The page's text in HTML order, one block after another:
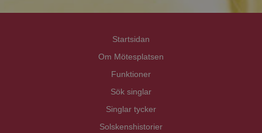
Startsidan
Om Mötesplatsen
Funktioner
Sök singlar
Singlar tycker
Solskenshistorier